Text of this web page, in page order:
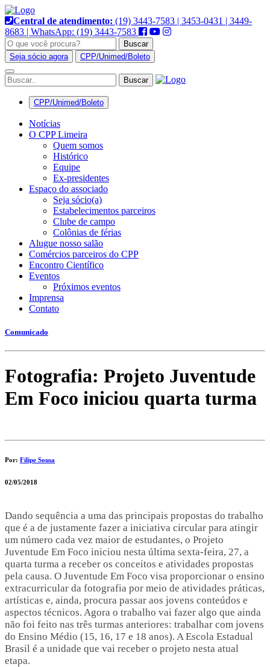
Pular
para
o
conteúdo
Central de atendimento: (19) 3443-7583 | 3453-0431 | 3449-
8683 | WhatsApp: (19) 3443-7583
Buscar
Seja sócio agora
CPP/Unimed/Boleto
Alternar
navegação
CPP/Unimed/Boleto
Notícias
O CPP Limeira
Quem somos
Histórico
Equipe
Ex-presidentes
Espaço do associado
Seja sócio(a)
Estabelecimentos parceiros
Clube de campo
Colônias de férias
Alugue nosso salão
Comércios parceiros do CPP
Encontro Científico
Eventos
Próximos eventos
Imprensa
Contato
Comunicado
Fotografia: Projeto Juventude
Em Foco iniciou quarta turma
Por: Filipe Sousa
02/05/2018
Dando sequência a uma das principais propostas do trabalho
que é a de justamente fazer a iniciativa circular para atingir
um número cada vez maior de estudantes, o Projeto
Juventude Em Foco iniciou nesta última sexta-feira, 27, a
quarta turma a receber os conceitos e atividades propostas
pela causa. O Juventude Em Foco visa proporcionar o ensino
extracurricular da fotografia por meio de atividades práticas,
artísticas e, ainda, procura passar aos jovens conteúdos e
aspectos técnicos. Agora o trabalho vai fazer algo que ainda
não foi feito nas três turmas anteriores: trabalhar com jovens
do Ensino Médio (15, 16, 17 e 18 anos). A Escola Estadual
Brasil é a unidade que vai receber o projeto nesta atual
etapa.